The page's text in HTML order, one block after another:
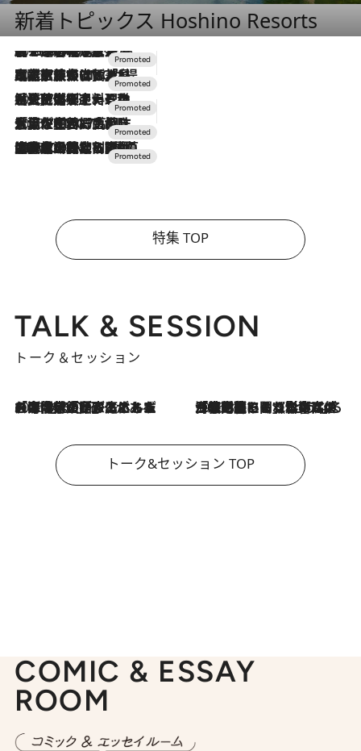
新着トピックス Hoshino Resorts
2026.8.7
【トンボの足水浴】ヒノキの香りに包まれて涼感マックス！約13℃の湧水かけ流しを避暑地「星野温泉 トンボの湯」で体験
2026.7.31
【ホテル帰省】という選択肢をOMOが提案。家族とほどよい距離を保つには「昼は実家、夜は気兼ねなくホテルで！」
2026.7.24
【夏限定ディナーコース】旬を迎える稚鮎や花ズッキーニなどをイタリア・トスカーナの郷土料理の手法で満喫！
2026.7.17
「土佐和ハーブかき氷」がOMO7高知に登場！生姜、山椒、大葉など目にも舌にも涼を呼ぶ郷土の味
2026.7.10
NEW OPEN！【界 草津】名湯の地に誕生。趣の異なる2種の温泉と上州ならではの会席・蕎麦割烹など美食を味わう究極の癒やし旅
特集 TOP
TALK & SESSION
トーク＆セッション
2026.8.3
「今後値上げがあるとすれば…」「リスクがあるのは今年の冬」エネルギー専門家が語る、ホルムズ海峡封鎖が家庭にもたらす“ある心配” 2026.8.3
「住宅建てられない…」「サーチャージ料の高値が続いている」ホルムズ海峡封鎖による影響はいつまで続く？《エネルギー専門家に聞く“どうなる日本の暮らし”》
トーク&セッション TOP
COMIC & ESSAY
ROOM